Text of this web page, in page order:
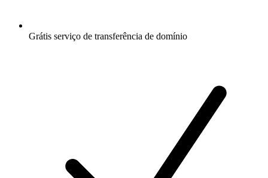
Grátis serviço de transferência de domínio